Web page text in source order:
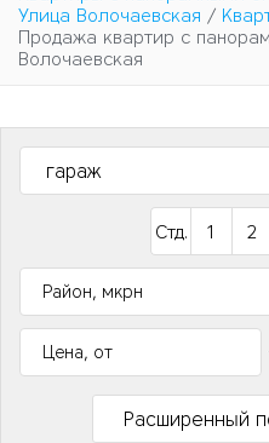
Улица Волочаевская /
Продажа квартир с
Волочаевская
Стд. 1 2
Расширенный